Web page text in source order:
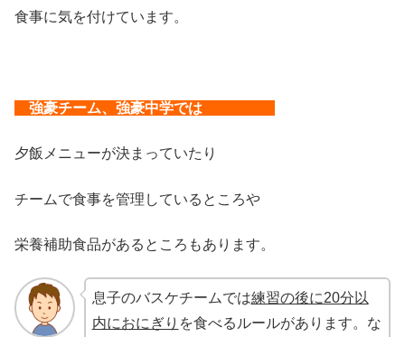
食事に気を付けています。
強豪チーム、強豪中学では
夕飯メニューが決まっていたり
チームで食事を管理しているところや
栄養補助食品があるところもあります。
息子のバスケチームでは練習の後に20分以
内におにぎり を食べるルールがあります。な